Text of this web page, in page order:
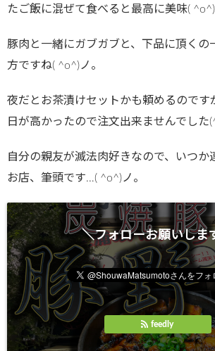
たご飯に混ぜて食べると最高に美味( ^o^)
豚肉と一緒にガブガブと、下品に頂くの
方ですね( ^o^)ノ。
夜だとお茶漬けセットかも頼めるのです
日が高かったので注文出来ませんでした
自分の親友が滅法肉好きなので、いつか
お店、筆頭です…( ^o^)ノ。
＼フォローお願いしま
feedly